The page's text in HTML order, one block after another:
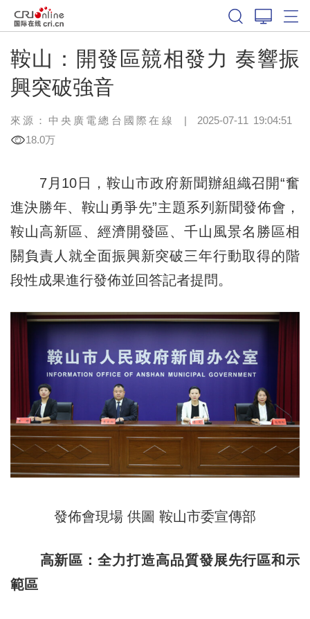
鞍山：開發區競相發力 奏響振
興突破強音
來源：中央廣電總台國際在線 | 2025-07-11 19:04:51
18.0万
7月10日，鞍山市政府新聞辦組織召開“奮
進決勝年、鞍山勇爭先”主題系列新聞發佈會，
鞍山高新區、經濟開發區、千山風景名勝區相
關負責人就全面振興新突破三年行動取得的階
段性成果進行發佈並回答記者提問。
發佈會現場 供圖 鞍山市委宣傳部
​高新區：全力打造高品質發展先行區和示
範區